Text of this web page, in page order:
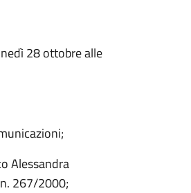
28 ottobre alle
Alessandra
267/2000;